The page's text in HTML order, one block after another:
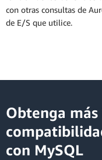
con otras consultas de
de E/S que utilice.
Obtenga
con MySQL